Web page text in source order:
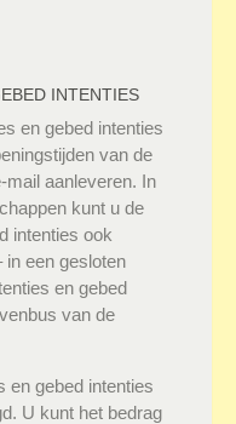
INTENTIES
en gebed intenties
van de
mail aanleveren. In
kunt u de
intenties ook
in een gesloten
en gebed
van de
en gebed intenties
U kunt het bedrag